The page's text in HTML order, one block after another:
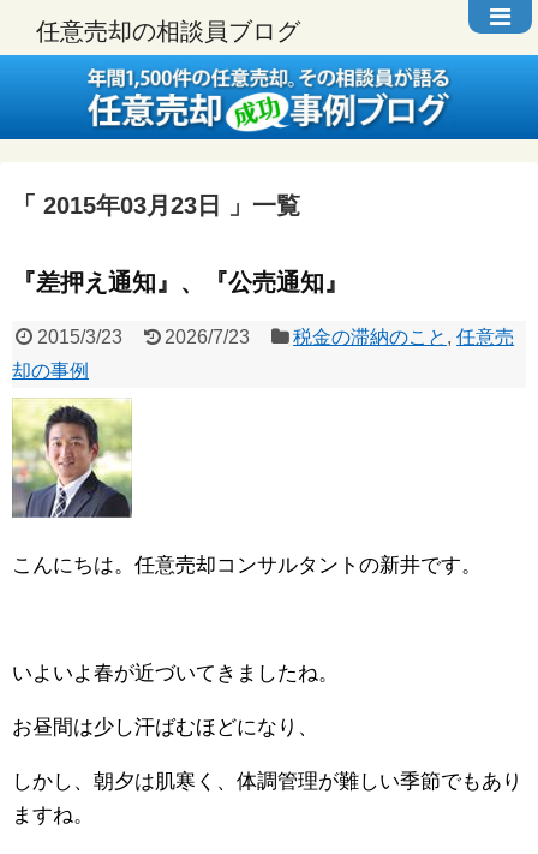
任意売却の相談員ブログ
2015年03月23日 一覧
『差押え通知』、『公売通知』
2015/3/23 2026/7/23 税金の滞納のこと ,任意売
却の事例
こんにちは。任意売却コンサルタントの新井です。
いよいよ春が近づいてきましたね。
お昼間は少し汗ばむほどになり、
しかし、朝夕は肌寒く、体調管理が難しい季節でもあり
ますね。